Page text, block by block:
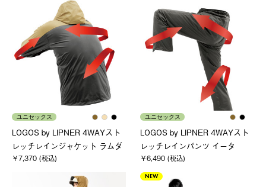
ユニセックス
LOGOS by LIPNER 4WAYスト
レッチレインジャケット ラムダ
￥7,370 (税込)
ユニセックス
LOGOS by LIPNER 4WAYスト
レッチレインパンツ イータ
￥6,490 (税込)
NEW